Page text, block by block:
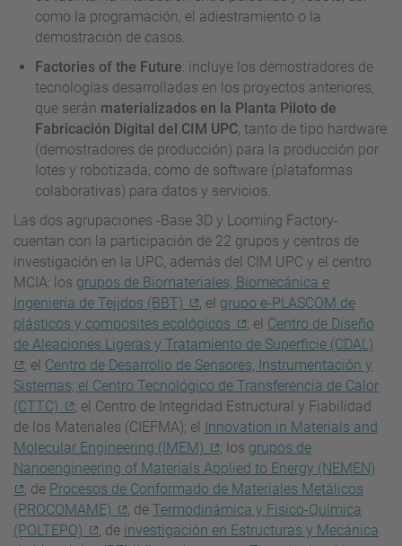
como la programación, el adiestramiento o la
demostración de casos.
Factories of the Future: incluye los demostradores de
tecnologías desarrolladas en los proyectos anteriores,
que serán materializados en la Planta Piloto de
Fabricación Digital del CIM UPC, tanto de tipo hardware
(demostradores de producción) para la producción por
lotes y robotizada, como de software (plataformas
colaborativas) para datos y servicios.
Las dos agrupaciones -Base 3D y Looming Factory-
cuentan con la participación de 22 grupos y centros de
investigación en la UPC, además del CIM UPC y el centro
MCIA: los grupos de Biomateriales, Biomecánica e
Ingeniería de Tejidos (BBT)
, el grupo e-PLASCOM de
plásticos y composites ecológicos
; el Centro de Diseño
de Aleaciones Ligeras y Tratamiento de Superficie (CDAL)
; el Centro de Desarrollo de Sensores, Instrumentación y
Sistemas; el Centro Tecnológico de Transferencia de Calor
(CTTC)
; el Centro de Integridad Estructural y Fiabilidad
de los Materiales (CIEFMA); el
Innovation in Materials and
Molecular Engineering (IMEM)
; los grupos de
Nanoengineering of Materials Applied to Energy (NEMEN)
, de Procesos de Conformado de Materiales Metálicos
(PROCOMAME)
, de Termodinámica y Fisico-Química
(POLTEPO)
, de investigación en Estructuras y Mecánica